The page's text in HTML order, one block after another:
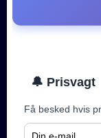
🔔 Prisvagt
Få besked hvis